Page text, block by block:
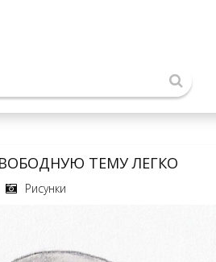
ТЕМУ ЛЕГКО
Рисунки